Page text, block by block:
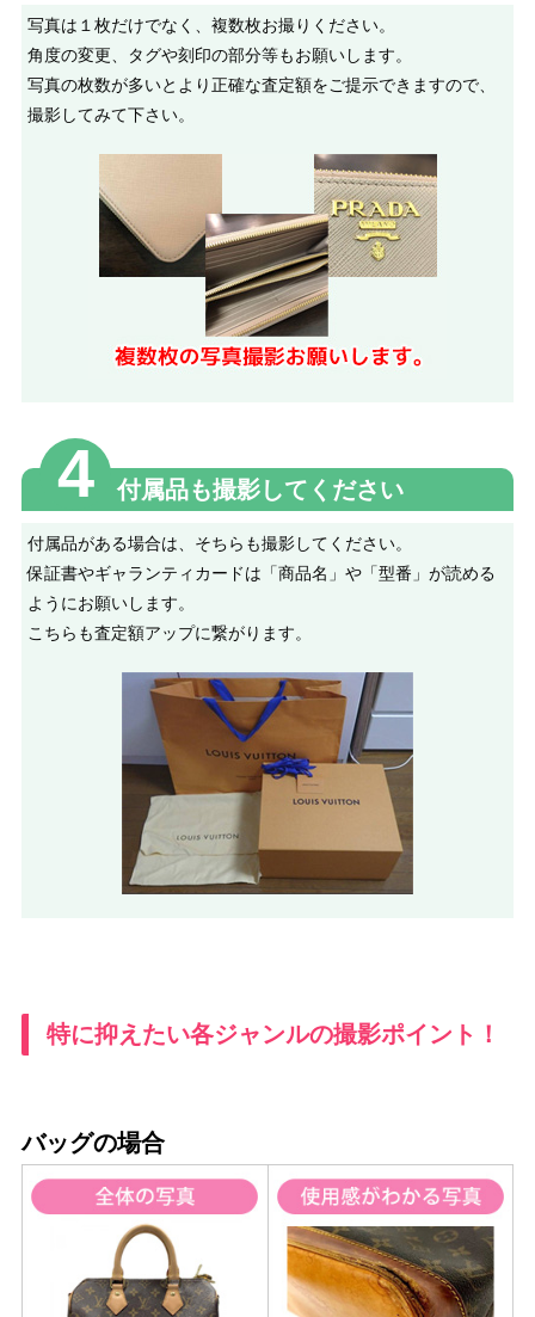
写真は１枚だけでなく、複数枚お撮りください。
角度の変更、タグや刻印の部分等もお願いします。
写真の枚数が多いとより正確な査定額をご提示できますので、
撮影してみて下さい。
付属品も撮影してください
4
付属品がある場合は、そちらも撮影してください。
保証書やギャランティカードは「商品名」や「型番」が読める
ようにお願いします。
こちらも査定額アップに繋がります。
特に抑えたい各ジャンルの撮影ポイント！
バッグの場合